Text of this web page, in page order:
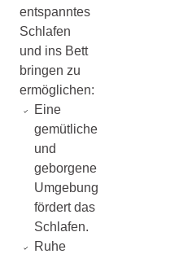
entspanntes
Schlafen
und ins Bett
bringen zu
ermöglichen:
Eine
gemütliche
und
geborgene
Umgebung
fördert das
Schlafen.
Ruhe